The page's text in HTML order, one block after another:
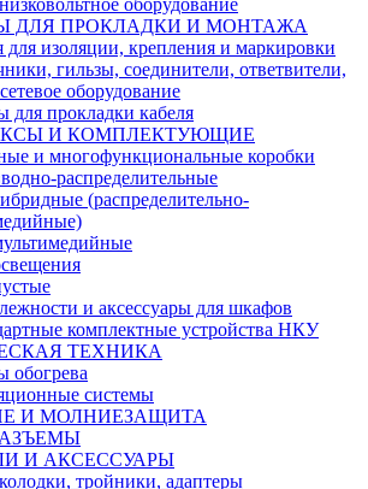
ДЛЯ ПРОКЛАДКИ И МОНТАЖА
для изоляции, крепления и маркировки
гильзы, соединители, ответвители,
оборудование
для прокладки кабеля
И КОМПЛЕКТУЮЩИЕ
и многофункциональные коробки
распределительные
(распределительно-
и аксессуары для шкафов
комплектные устройства НКУ
ТЕХНИКА
обогрева
системы
И МОЛНИЕЗАЩИТА
И АКСЕССУАРЫ
тройники, адаптеры